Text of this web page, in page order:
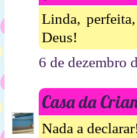
Linda,
Deus!
6 de dezembro
Casa da
Nada a